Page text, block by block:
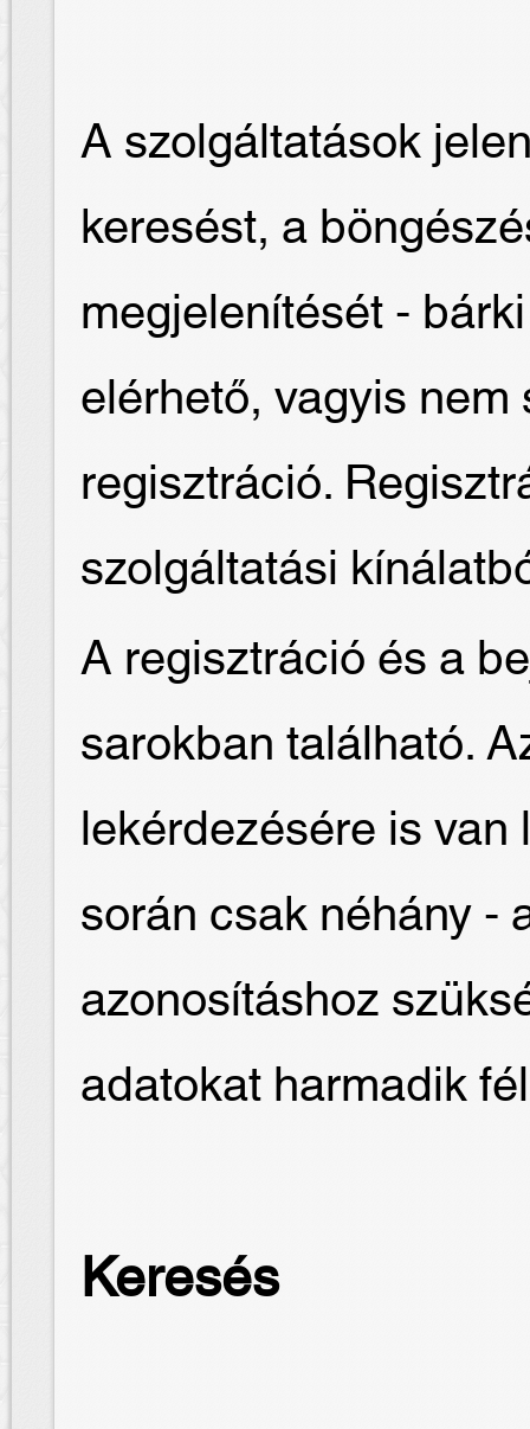
A szolgáltatások
keresést, a
megjelenítését -
elérhető, vagyis
regisztráció.
szolgáltatási
A regisztráció és a
sarokban található.
lekérdezésére is
során csak néhány -
azonosításhoz
adatokat harmadik
Keresés